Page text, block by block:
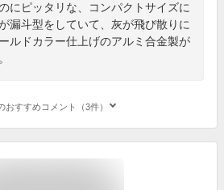
にピッタリな、コンパクトサイズに
漏斗型をしていて、灰が飛び散りに
ルドカラー仕上げのアルミ合金製が
おすすめコメント（3件）